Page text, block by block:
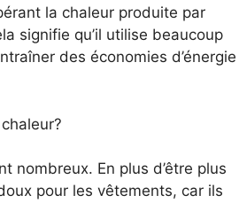
la chaleur produite par
signifie qu’il utilise beaucoup
des économies d’énergie
nombreux. En plus d’être plus
pour les vêtements, car ils